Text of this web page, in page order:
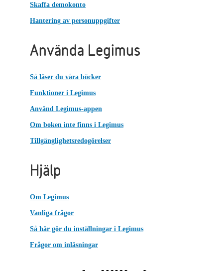
Skaffa demokonto
Hantering av personuppgifter
Använda Legimus
Så läser du våra böcker
Funktioner i Legimus
Använd Legimus-appen
Om boken inte finns i Legimus
Tillgänglighetsredogörelser
Hjälp
Om Legimus
Vanliga frågor
Så här gör du inställningar i Legimus
Frågor om inläsningar